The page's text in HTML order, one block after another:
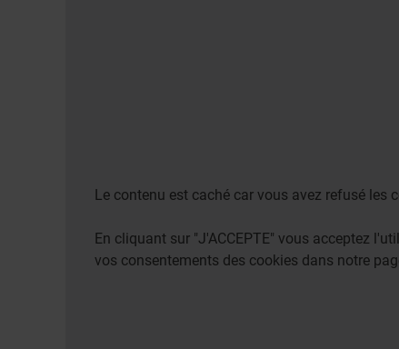
Le contenu est caché car vous avez refusé les
En cliquant sur "J'ACCEPTE" vous acceptez
vos consentements des cookies dans notre